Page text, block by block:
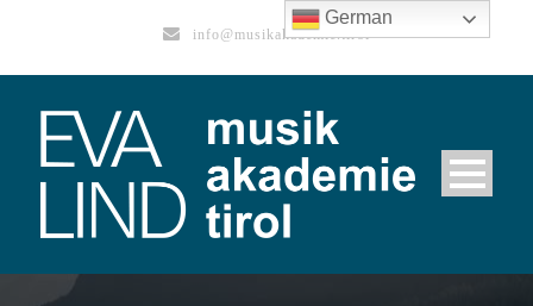
info@musikakademie.tirol
German